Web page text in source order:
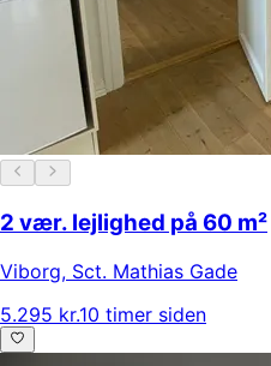
2 vær. lejlighed på 60 m²
Viborg, Sct. Mathias Gade
5.295 kr.10 timer siden